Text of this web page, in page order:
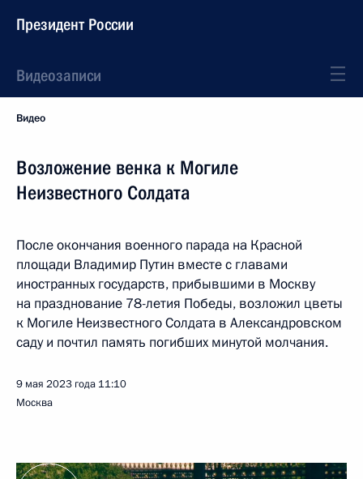
Президент России
Видеозаписи
Видео
Возложение венка к Могиле
Неизвестного Солдата
После окончания военного парада на Красной
площади Владимир Путин вместе с главами
иностранных государств, прибывшими в Москву
на празднование 78-летия Победы, возложил цветы
к Могиле Неизвестного Солдата в Александровском
саду и почтил память погибших минутой молчания.
9 мая 2023 года 11:10
Москва